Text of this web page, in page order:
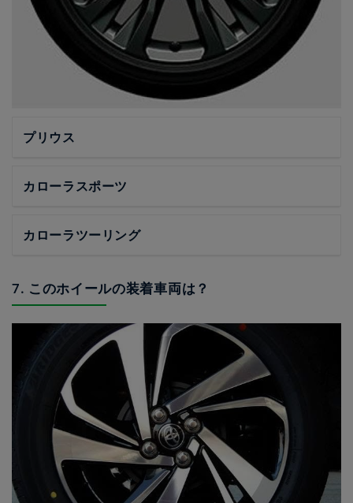
プリウス
カローラスポーツ
カローラツーリング
7. このホイールの装着車両は？